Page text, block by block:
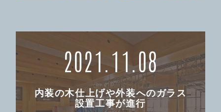
2021.11.08
内装の木仕上げや外装へのガラス
設置工事が進行